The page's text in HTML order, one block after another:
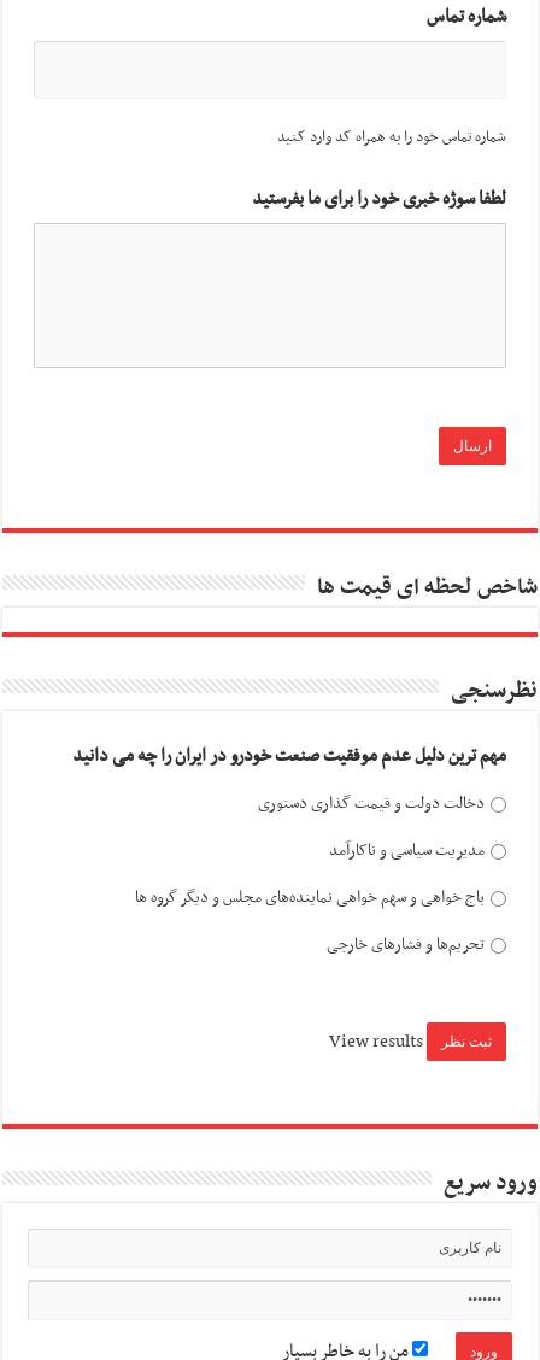
شماره تماس
شماره تماس خود را به همراه کد وارد کنید
لطفا سوژه خبری خود را برای ما بفرستید
شاخص لحظه ای قیمت ها
نظرسنجی
مهم ترین دلیل عدم موفقیت صنعت خودرو در ایران را چه می دانید
دخالت دولت و قیمت گذاری دستوری
مدیریت سیاسی و ناکارآمد
باج خواهی و سهم خواهی نماینده‌های مجلس و دیگر گروه ها
تحریم‌ها و فشارهای خارجی
View results
ورود سریع
من را به خاطر بسپار